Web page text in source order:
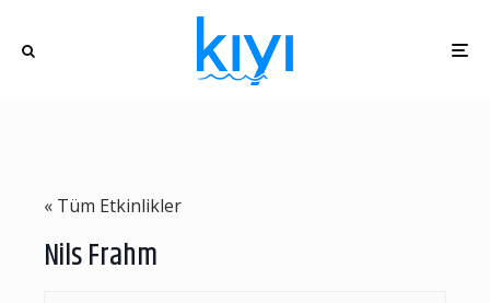
« Tüm Etkinlikler
Nils Frahm